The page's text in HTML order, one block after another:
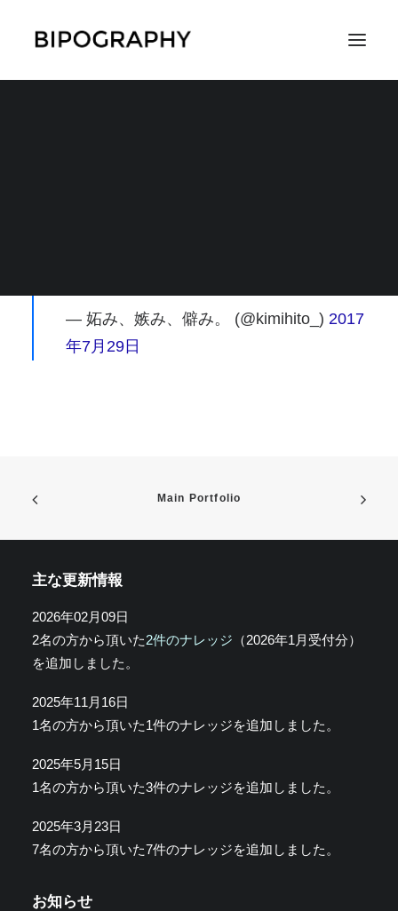
— 妬み、嫉み、僻み。 (@kimihito_) 2017
年7月29日
Main Portfolio
主な更新情報
2026年02月09日
2名の方から頂いた2件のナレッジ （2026年1月受付分）
を追加しました。
2025年11月16日
1名の方から頂いた1件のナレッジを追加しました。
2025年5月15日
1名の方から頂いた3件のナレッジを追加しました。
2025年3月23日
7名の方から頂いた7件のナレッジを追加しました。
お知らせ